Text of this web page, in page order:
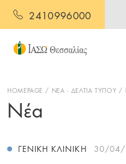
2410996000
HOMEPAGE ΝΕΑ - ΔΕΛΤΙΑ ΤΥΠΟΥ
Νέα
ΓΕΝΙΚΉ ΚΛΙΝΙΚΉ 30/04/